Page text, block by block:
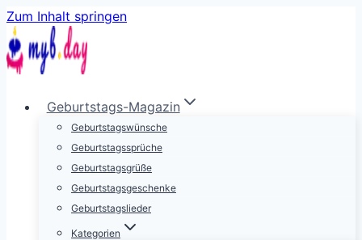
Zum Inhalt springen
Geburtstags-Magazin
Geburtstagswünsche
Geburtstagssprüche
Geburtstagsgrüße
Geburtstagsgeschenke
Geburtstagslieder
Kategorien